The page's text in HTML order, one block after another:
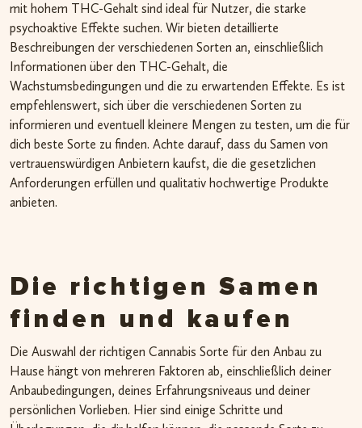
mit hohem THC-Gehalt sind ideal für Nutzer, die starke
psychoaktive Effekte suchen. Wir bieten detaillierte
Beschreibungen der verschiedenen Sorten an, einschließlich
Informationen über den THC-Gehalt, die
Wachstumsbedingungen und die zu erwartenden Effekte. Es ist
empfehlenswert, sich über die verschiedenen Sorten zu
informieren und eventuell kleinere Mengen zu testen, um die für
dich beste Sorte zu finden. Achte darauf, dass du Samen von
vertrauenswürdigen Anbietern kaufst, die die gesetzlichen
Anforderungen erfüllen und qualitativ hochwertige Produkte
anbieten.
Die richtigen Samen
finden und kaufen
Die Auswahl der richtigen Cannabis Sorte für den Anbau zu
Hause hängt von mehreren Faktoren ab, einschließlich deiner
Anbaubedingungen, deines Erfahrungsniveaus und deiner
persönlichen Vorlieben. Hier sind einige Schritte und